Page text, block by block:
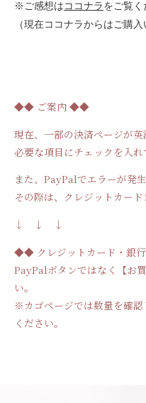
※ご感想は ココナラ をご覧く
（現在ココナラからはご購入
◆◆ ご案内 ◆◆
現在、一部の決済ページが英
必要な項目にチェックを入れ
また、PayPalでエラーが発
その際は、クレジットカー
↓ ↓ ↓
◆◆ クレジットカード・銀
PayPalボタンではなく【お
い。
※ カゴページでは数量を確
ください。